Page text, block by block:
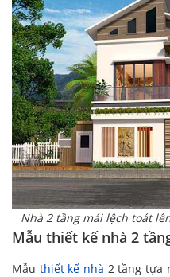
Nhà 2 tầng mái lệch toát
Mẫu thiết kế nhà 2
Mẫu thiết kế nhà 2 tầng tựa